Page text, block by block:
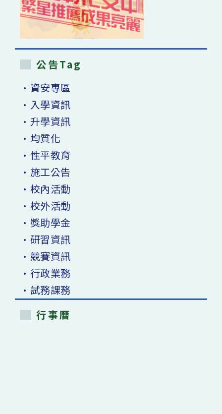
公告Tag
•資安專區
•入學資訊
•升學資訊
•均質化
•性平教育
•施工公告
•校內活動
•校外活動
•獎助學金
•研習資訊
•競賽資訊
•行政業務
•試務課務
行事曆